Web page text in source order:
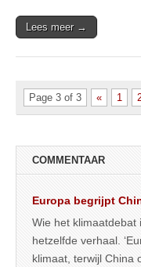
Lees meer →
Page 3 of 3 « 1
COMMENTAAR
Europa begrijpt
Wie het klimaatdebat
hetzelfde verhaal.
klimaat, terwijl China